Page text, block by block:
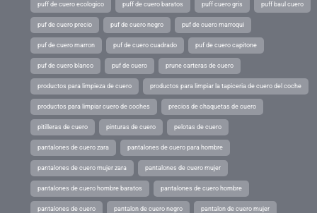
puff de cuero ecologico puff de cuero baratos puff cuero gris puff baul cuero
puf de cuero precio puf de cuero negro puf de cuero marroqui
puf de cuero marron puf de cuero cuadrado puf de cuero capitone
puf de cuero blanco puf de cuero prune carteras de cuero
productos para limpieza de cuero productos para limpiar la tapiceria de cuero del coche
productos para limpiar cuero de coches precios de chaquetas de cuero
pitilleras de cuero pinturas de cuero pelotas de cuero
pantalones de cuero zara pantalones de cuero para hombre
pantalones de cuero mujer zara pantalones de cuero mujer
pantalones de cuero hombre baratos pantalones de cuero hombre
pantalones de cuero pantalon de cuero negro pantalon de cuero mujer